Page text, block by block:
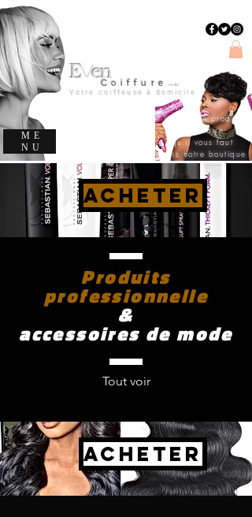
Even
Coiffure evencoiffure
Votre coiffeuse à domicile
Trouvez le produit
capillaire
qu'il vous faut
dans notre boutique
ME
NU
ACHETER
Produits
professionnelle
&
accessoires de mode
Tout voir
ACHETER